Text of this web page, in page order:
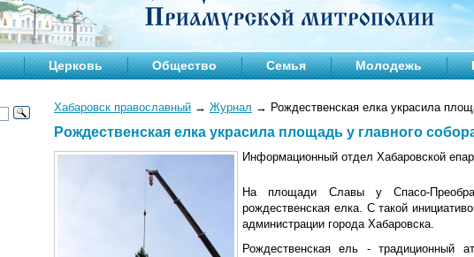
Церковь Общество Семья Молодежь
Хабаровск православный → Журнал → Рождественская елка украсила
Рождественская елка украсила площадь у главного
Информационный отдел Хабаровской
На площади Славы у Спасо-
рождественская елка. С такой
администрации города Хабаровска.
Рождественская ель - традиционный